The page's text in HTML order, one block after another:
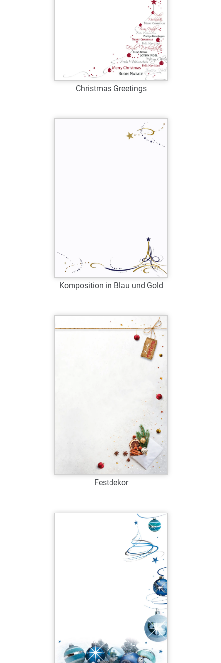
Christmas Greetings
Art.-Nr.: W39073
Verfügbar
Komposition in Blau und Gold
Art.-Nr.: W38783
Verfügbar
Zum Merkzettel hinzufügen
Festdekor
Art.-Nr.: W39074
Zum Merkzettel hinzufügen